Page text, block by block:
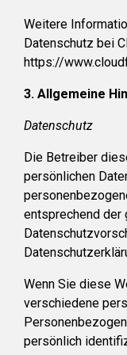
Weitere
Datenschutz bei
https://
3. Allgemeine
Datenschutz
Die Betreiber
persönlichen
entsprechend der
Wenn Sie diese
verschiedene
persönlich